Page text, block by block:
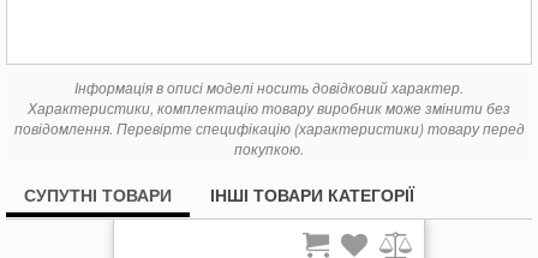
Інформація в описі моделі носить довідковий характер.
Характеристики, комплектацію товару виробник може змінити без
повідомлення. Перевірте специфікацію (характеристики) товару перед
покупкою.
СУПУТНІ ТОВАРИ ІНШІ ТОВАРИ КАТЕГОРІЇ